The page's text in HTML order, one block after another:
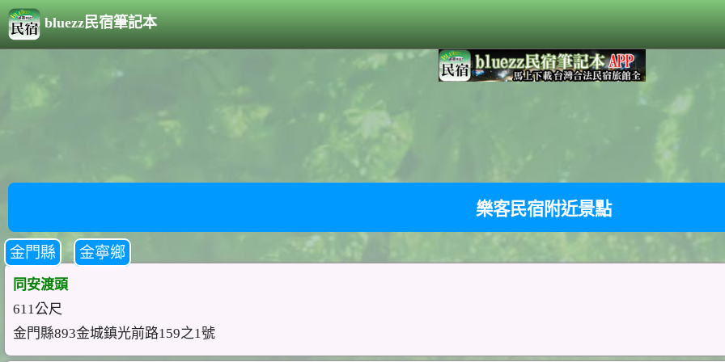
bluezz民宿筆記本
樂客民宿附近景點
金門縣 金寧鄉
同安渡頭
611公尺
金門縣893金城鎮光前路159之1號